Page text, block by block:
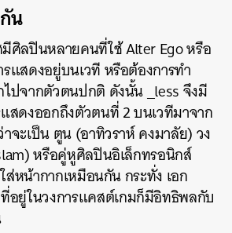
น
มีศิลปินหลายคนที่ใช้ Alter Ego หรือ
แสดงอยู่บนเวที หรือต้องการทำ
ปจากตัวตนปกติ ดังนั้น _less จึงมี
สดงออกถึงตัวตนที่ 2 บนเวทีมาจาก
จะเป็น ตูน (อาทิวราห์ คงมาลัย) วง
หรือคู่หูศิลปินอิเล็กทรอนิกส์
ส่หน้ากากเหมือนกัน กระทั่ง เอก
อยู่ในวงการแคสต์เกมก็มีอิทธิพลกับ